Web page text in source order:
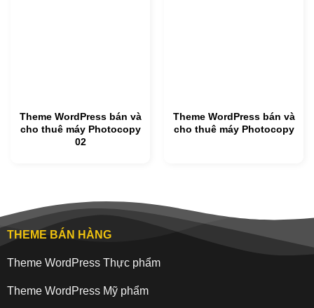
Theme WordPress bán và
cho thuê máy Photocopy
02
Theme WordPress bán và
cho thuê máy Photocopy
THEME BÁN HÀNG
Theme WordPress Thực phẩm
Theme WordPress Mỹ phẩm